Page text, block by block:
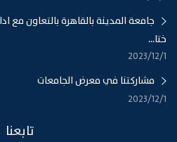
جامعة المدينة بالقاهرة بالتعاون مع
ختا...
1‏‏/12‏‏/2023
مشاركتنا في معرض الجامعات
1‏‏/12‏‏/2023
تابعنا